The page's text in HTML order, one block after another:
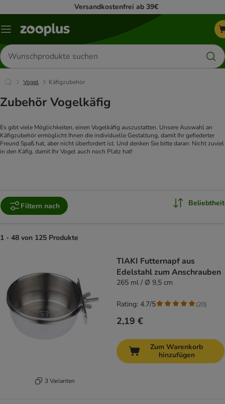
Versandkostenfrei ab 39€
Menü
Produkte
suchen
Vogel Käfigzubehör
Zubehör Vogelkäfig
Es gibt viele Möglichkeiten, einen Vogelkäfig auszustatten. Unsere Auswahl an
Käfigzubehör ermöglicht Ihnen die individuelle Gestaltung, damit Ihr gefiederter
Freund Spaß hat, aber nicht überfordert ist. Und denken Sie bitte daran: Nicht zuviel
in den Käfig, damit Ihr Vogel auch noch Platz hat!
Filtern nach Beliebtheit
1 - 48 von 125 Produkte
3 Varianten
TIAKI Futternapf aus
Edelstahl zum Anschrauben
265 ml / Ø 9,5 cm
2,19 €
Rating: 4.7/5 (20)
Zum Warenkorb
hinzufügen